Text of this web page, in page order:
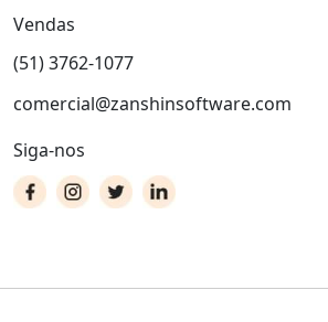
Vendas
(51) 3762-1077
comercial@zanshinsoftware.com
Siga-nos